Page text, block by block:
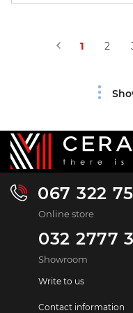
1 2
067 322
Online store
032 2777
Showroom
Write to us
Contact information